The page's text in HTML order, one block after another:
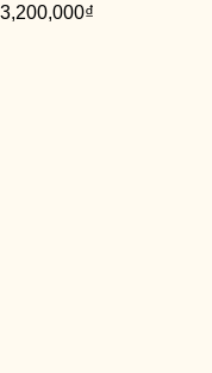
3,200,000₫